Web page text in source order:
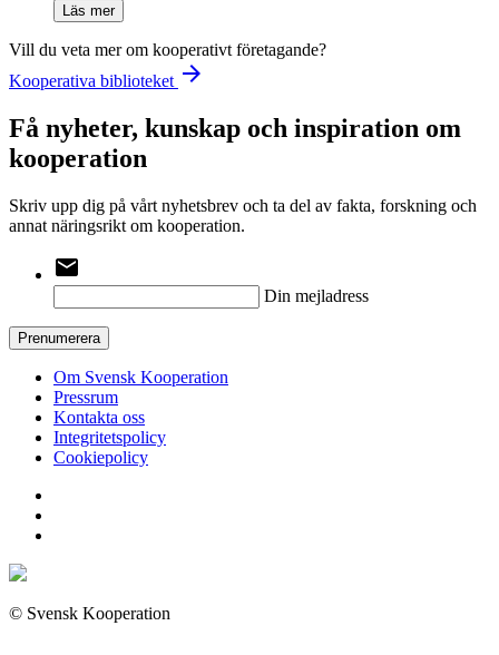
Läs mer
Vill du veta mer om kooperativt företagande?
Kooperativa biblioteket arrow_forward
Få nyheter, kunskap och inspiration om
kooperation
Skriv upp dig på vårt nyhetsbrev och ta del av fakta, forskning och
annat näringsrikt om kooperation.
email
Din mejladress
Prenumerera
Om Svensk Kooperation
Pressrum
Kontakta oss
Integritetspolicy
Cookiepolicy
© Svensk Kooperation